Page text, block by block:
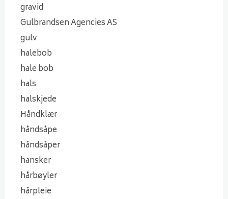
gravid
Gulbrandsen Agencies AS
gulv
halebob
hale bob
hals
halskjede
Håndklær
håndsåpe
håndsåper
hansker
hårbøyler
hårpleie